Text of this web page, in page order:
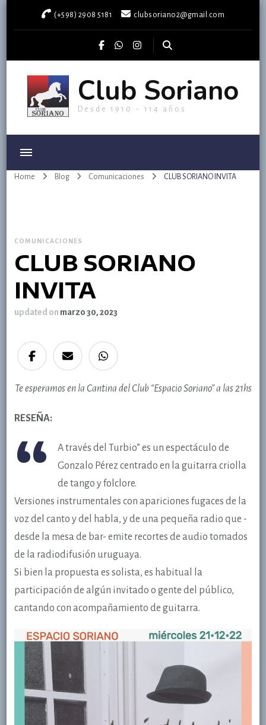
(+598) 2908 5181 clubsoriano2@gmail.com
Club Soriano
Desde 1910 ~ 114 años
Home Blog Comunicaciones CLUB SORIANO INVITA
COMUNICACIONES
CLUB SORIANO
INVITA
updated on marzo 30, 2023
Te esperamos en la Cantina del Club “Espacio Soriano” a las 21hs
RESEÑA:
“ Através del Turbio” es un espectáculo de
Gonzalo Pérez centrado en la guitarra criolla
de tango y folclore.
Versiones instrumentales con apariciones fugaces de la
voz del canto y del habla, y de una pequeña radio que -
desde la mesa de bar- emite recortes de audio tomados
de la radiodifusión uruguaya.
Si bien la propuesta es solista, es habitual la
participación de algún invitado o gente del público,
cantando con acompañamiento de guitarra.